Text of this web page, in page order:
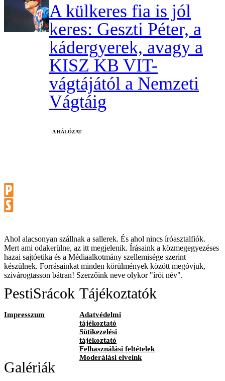
A külkeres fia is jól
keres: Geszti Péter, a
kádergyerek, avagy a
KISZ KB VIT-
vágtájától a Nemzeti
Vágtáig
A HÁLÓZAT
Ahol alacsonyan szállnak a sallerek. És ahol nincs íróasztalfiók.
Mert ami odakerülne, az itt megjelenik. Írásaink a közmegegyezéses
hazai sajtóetika és a Médiaalkotmány szellemisége szerint
készülnek. Forrásainkat minden körülmények között megóvjuk,
szivárogtasson bátran! Szerzőink neve olykor "írói név".
PestiSrácok
Impresszum
Tájékoztatók
Adatvédelmi
tájékoztató
Sütikezelési
tájékoztató
Felhasználási feltételek
Moderálási elveink
Galériák